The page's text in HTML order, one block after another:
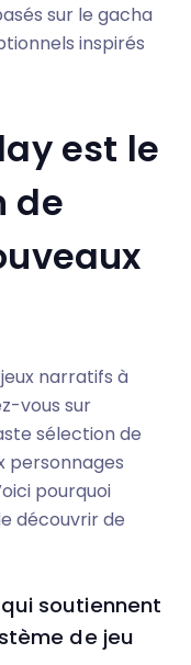
sur le gacha
inspirés
est le
de
narratifs à
vous sur
sélection de
personnages
pourquoi
découvrir de
soutiennent
de jeu